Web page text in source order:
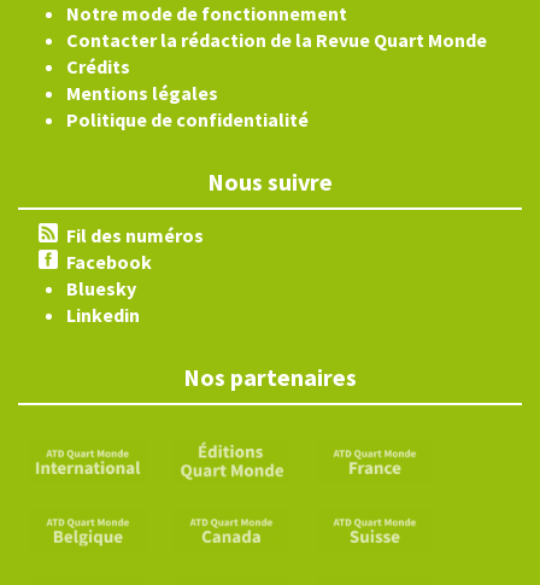
Notre mode de fonctionnement
Contacter la rédaction de la Revue Quart Monde
Crédits
Mentions légales
Politique de confidentialité
Nous suivre
Fil des numéros
Facebook
Bluesky
Linkedin
Nos partenaires